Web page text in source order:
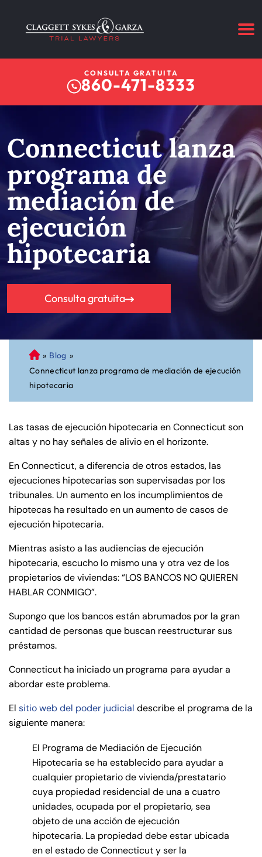
CONSULTA GRATUITA
860-471-8333
Connecticut lanza
programa de
mediación de
ejecución
hipotecaria
Consulta gratuita
A
bo
ga
do
Pe
rs
C
on
ne
cti
t
» Blog »
Connecticut lanza programa de mediación de ejecución
hipotecaria
Las tasas de ejecución hipotecaria en Connecticut son
altas y no hay señales de alivio en el horizonte.
En Connecticut, a diferencia de otros estados, las
ejecuciones hipotecarias son supervisadas por los
tribunales. Un aumento en los incumplimientos de
hipotecas ha resultado en un aumento de casos de
ejecución hipotecaria.
Mientras asisto a las audiencias de ejecución
hipotecaria, escucho lo mismo una y otra vez de los
propietarios de viviendas: “LOS BANCOS NO QUIEREN
HABLAR CONMIGO”.
Supongo que los bancos están abrumados por la gran
cantidad de personas que buscan reestructurar sus
préstamos.
Connecticut ha iniciado un programa para ayudar a
abordar este problema.
El sitio web del poder judicial describe el programa de la
siguiente manera:
El Programa de Mediación de Ejecución
Hipotecaria se ha establecido para ayudar a
cualquier propietario de vivienda/prestatario
cuya propiedad residencial de una a cuatro
unidades, ocupada por el propietario, sea
objeto de una acción de ejecución
hipotecaria. La propiedad debe estar ubicada
en el estado de Connecticut y ser la